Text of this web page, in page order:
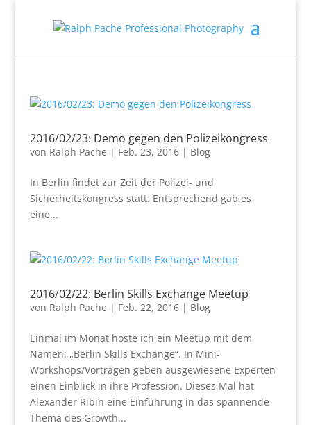
2016/02/23: Demo gegen den Polizeikongress
von Ralph Pache | Feb. 23, 2016| Blog
In Berlin findet zur Zeit der Polizei- und
Sicherheitskongress statt. Entsprechend gab es
eine...
2016/02/22: Berlin Skills Exchange Meetup
von Ralph Pache | Feb. 22, 2016| Blog
Einmal im Monat hoste ich ein Meetup mit dem
Namen: „Berlin Skills Exchange“. In Mini-
Workshops/Vorträgen geben ausgewiesene Experten
einen Einblick in ihre Profession. Dieses Mal hat
Alexander Ribin eine Einführung in das spannende
Thema des Growth...